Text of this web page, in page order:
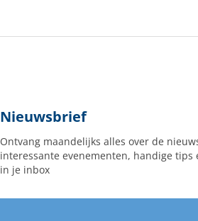
Nieuwsbrief
Ontvang maandelijks alles over de
interessante evenementen, handige
in je inbox